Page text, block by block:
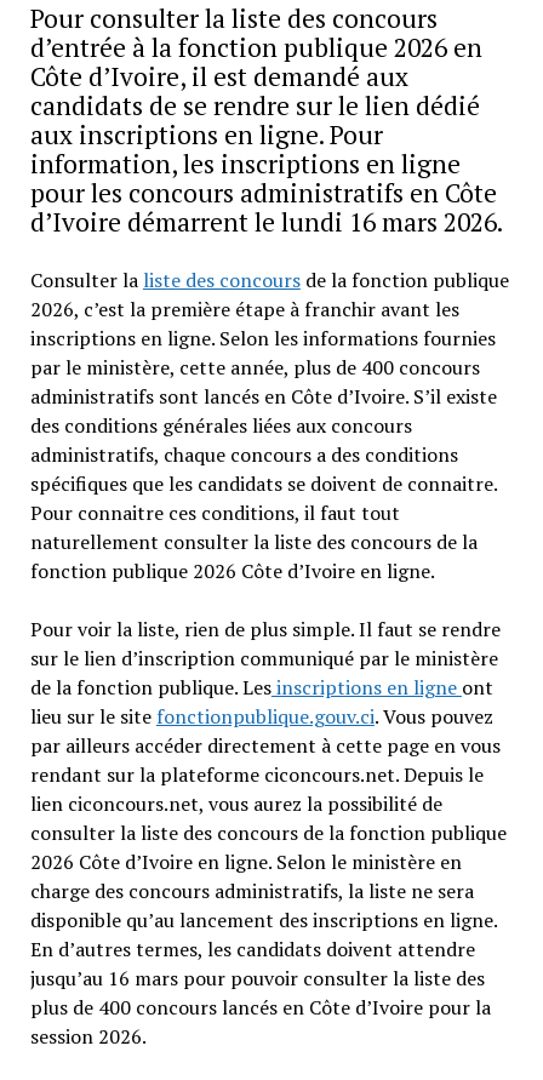
Pour consulter la liste des concours
d’entrée à la fonction publique 2026 en
Côte d’Ivoire, il est demandé aux
candidats de se rendre sur le lien dédié
aux inscriptions en ligne. Pour
information, les inscriptions en ligne
pour les concours administratifs en Côte
d’Ivoire démarrent le lundi 16 mars 2026.
Consulter la liste des concoursde la fonction publique
2026, c’est la première étape à franchir avant les
inscriptions en ligne. Selon les informations fournies
par le ministère, cette année, plus de 400 concours
administratifs sont lancés en Côte d’Ivoire. S’il existe
des conditions générales liées aux concours
administratifs, chaque concours a des conditions
spécifiques que les candidats se doivent de connaitre.
Pour connaitre ces conditions, il faut tout
naturellement consulter la liste des concours de la
fonction publique 2026 Côte d’Ivoire en ligne.
Pour voir la liste, rien de plus simple. Il faut se rendre
sur le lien d’inscription communiqué par le ministère
de la fonction publique. Lesinscriptions en ligne ont
lieu sur le site fonctionpublique.gouv.ci. Vous pouvez
par ailleurs accéder directement à cette page en vous
rendant sur la plateforme ciconcours.net. Depuis le
lien ciconcours.net, vous aurez la possibilité de
consulter la liste des concours de la fonction publique
2026 Côte d’Ivoire en ligne. Selon le ministère en
charge des concours administratifs, la liste ne sera
disponible qu’au lancement des inscriptions en ligne.
En d’autres termes, les candidats doivent attendre
jusqu’au 16 mars pour pouvoir consulter la liste des
plus de 400 concours lancés en Côte d’Ivoire pour la
session 2026.